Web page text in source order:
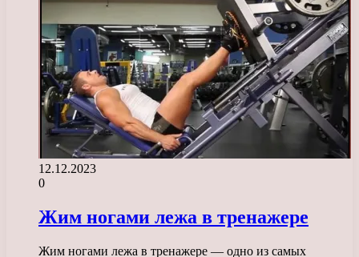
12.12.2023
0
Жим ногами лежа в тренажере
Жим ногами лежа в тренажере — одно из самых